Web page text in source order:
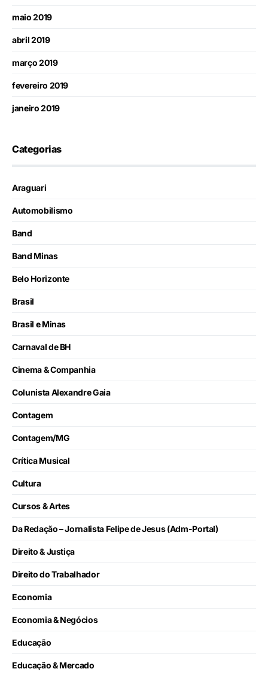
maio 2019
abril 2019
março 2019
fevereiro 2019
janeiro 2019
Categorias
Araguari
Automobilismo
Band
Band Minas
Belo Horizonte
Brasil
Brasil e Minas
Carnaval de BH
Cinema & Companhia
Colunista Alexandre Gaia
Contagem
Contagem/MG
Crítica Musical
Cultura
Cursos & Artes
Da Redação – Jornalista Felipe de Jesus (Adm-Portal)
Direito & Justiça
Direito do Trabalhador
Economia
Economia & Negócios
Educação
Educação & Mercado